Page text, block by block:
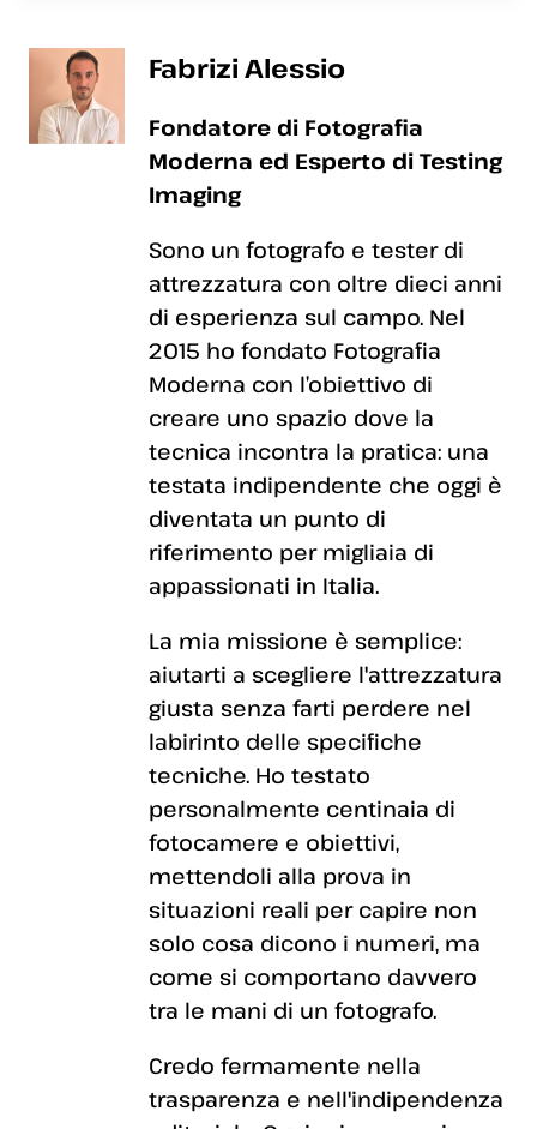
Fabrizi Alessio
Fondatore di Fotografia
Moderna ed Esperto di Testing
Imaging
Sono un fotografo e tester di
attrezzatura con oltre dieci anni
di esperienza sul campo. Nel
2015 ho fondato Fotografia
Moderna con l’obiettivo di
creare uno spazio dove la
tecnica incontra la pratica: una
testata indipendente che oggi è
diventata un punto di
riferimento per migliaia di
appassionati in Italia.
La mia missione è semplice:
aiutarti a scegliere l'attrezzatura
giusta senza farti perdere nel
labirinto delle specifiche
tecniche. Ho testato
personalmente centinaia di
fotocamere e obiettivi,
mettendoli alla prova in
situazioni reali per capire non
solo cosa dicono i numeri, ma
come si comportano davvero
tra le mani di un fotografo.
Credo fermamente nella
trasparenza e nell'indipendenza